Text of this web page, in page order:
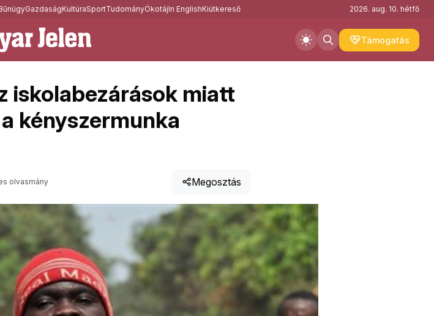
GazdaságKultúraSportTudományÖkotájIn EnglishKiútkereső 2026. aug. 10. hétfő
Támogatás
iskolabezárások miatt
kényszermunka
olvasmány Megosztás